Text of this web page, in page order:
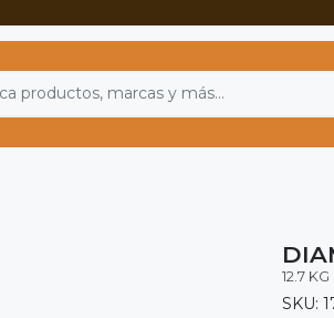
12.7 KG
SKU: